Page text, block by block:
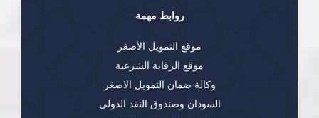
روابط مهمة
موقع التمويل الأصغر
موقع الرقابة الشرعية
وكالة ضمان التمويل الاصغر
السودان وصندوق النقد الدولي